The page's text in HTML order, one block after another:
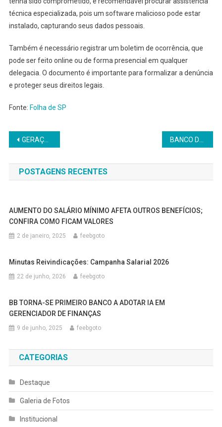
técnica especializada, pois um software malicioso pode estar
instalado, capturando seus dados pessoais.
Também é necessário registrar um boletim de ocorrência, que
pode ser feito online ou de forma presencial em qualquer
delegacia. O documento é importante para formalizar a denúncia
e proteger seus direitos legais.
Fonte: Folha de SP
Navegação
de
Post
GERAÇÃO Z SÓ PEDE OPINIÃO DO CHEFE EM ÚLTIMO CASO; O QUE GESTORES PODEM EXTRAIR DISSO?
POSTAGENS RECENTES
AUMENTO DO SALÁRIO MÍNIMO AFETA OUTROS BENEFÍCIOS;
CONFIRA COMO FICAM VALORES
2 de janeiro, 2025 feebgoto
Minutas Reivindicações: Campanha Salarial 2026
22 de junho, 2026 feebgoto
BB TORNA-SE PRIMEIRO BANCO A ADOTAR IA EM
GERENCIADOR DE FINANÇAS
9 de junho, 2025 feebgoto
CATEGORIAS
Destaque
Galeria de Fotos
Institucional